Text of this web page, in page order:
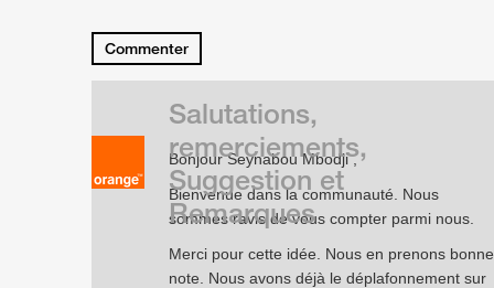
Commenter
Bonjour Seynabou Mbodji ,
Bienvenue dans la communauté. Nous
sommes ravis de vous compter parmi nous.
Merci pour cette idée. Nous en prenons bonne
note. Nous avons déjà le déplafonnement sur
Salutations,
remerciements,
Suggestion et
Remarques